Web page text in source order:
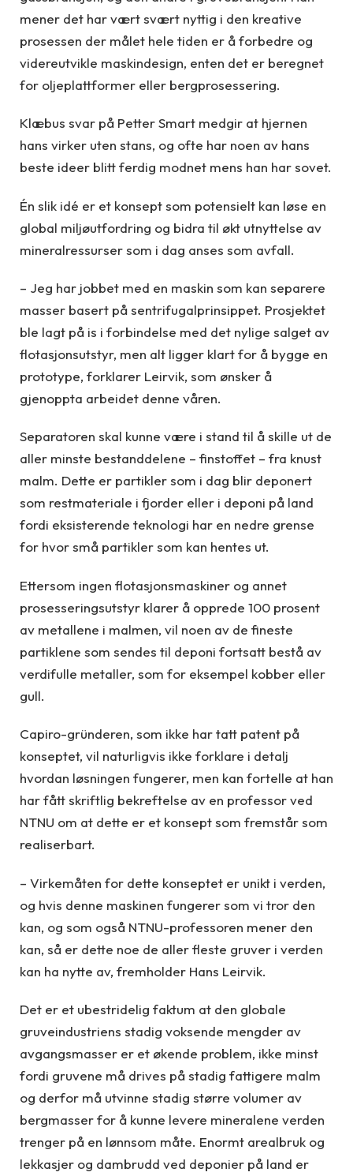
mener det har vært svært nyttig i den kreative
prosessen der målet hele tiden er å forbedre og
videreutvikle maskindesign, enten det er beregnet
for oljeplattformer eller bergprosessering.
Klæbus svar på Petter Smart medgir at hjernen
hans virker uten stans, og ofte har noen av hans
beste ideer blitt ferdig modnet mens han har sovet.
Én slik idé er et konsept som potensielt kan løse en
global miljøutfordring og bidra til økt utnyttelse av
mineralressurser som i dag anses som avfall.
– Jeg har jobbet med en maskin som kan separere
masser basert på sentrifugalprinsippet. Prosjektet
ble lagt på is i forbindelse med det nylige salget av
flotasjonsutstyr, men alt ligger klart for å bygge en
prototype, forklarer Leirvik, som ønsker å
gjenoppta arbeidet denne våren.
Separatoren skal kunne være i stand til å skille ut de
aller minste bestanddelene – finstoffet – fra knust
malm. Dette er partikler som i dag blir deponert
som restmateriale i fjorder eller i deponi på land
fordi eksisterende teknologi har en nedre grense
for hvor små partikler som kan hentes ut.
Ettersom ingen flotasjonsmaskiner og annet
prosesseringsutstyr klarer å opprede 100 prosent
av metallene i malmen, vil noen av de fineste
partiklene som sendes til deponi fortsatt bestå av
verdifulle metaller, som for eksempel kobber eller
gull.
Capiro-gründeren, som ikke har tatt patent på
konseptet, vil naturligvis ikke forklare i detalj
hvordan løsningen fungerer, men kan fortelle at han
har fått skriftlig bekreftelse av en professor ved
NTNU om at dette er et konsept som fremstår som
realiserbart.
– Virkemåten for dette konseptet er unikt i verden,
og hvis denne maskinen fungerer som vi tror den
kan, og som også NTNU-professoren mener den
kan, så er dette noe de aller fleste gruver i verden
kan ha nytte av, fremholder Hans Leirvik.
Det er et ubestridelig faktum at den globale
gruveindustriens stadig voksende mengder av
avgangsmasser er et økende problem, ikke minst
fordi gruvene må drives på stadig fattigere malm
og derfor må utvinne stadig større volumer av
bergmasser for å kunne levere mineralene verden
trenger på en lønnsom måte. Enormt arealbruk og
lekkasjer og dambrudd ved deponier på land er